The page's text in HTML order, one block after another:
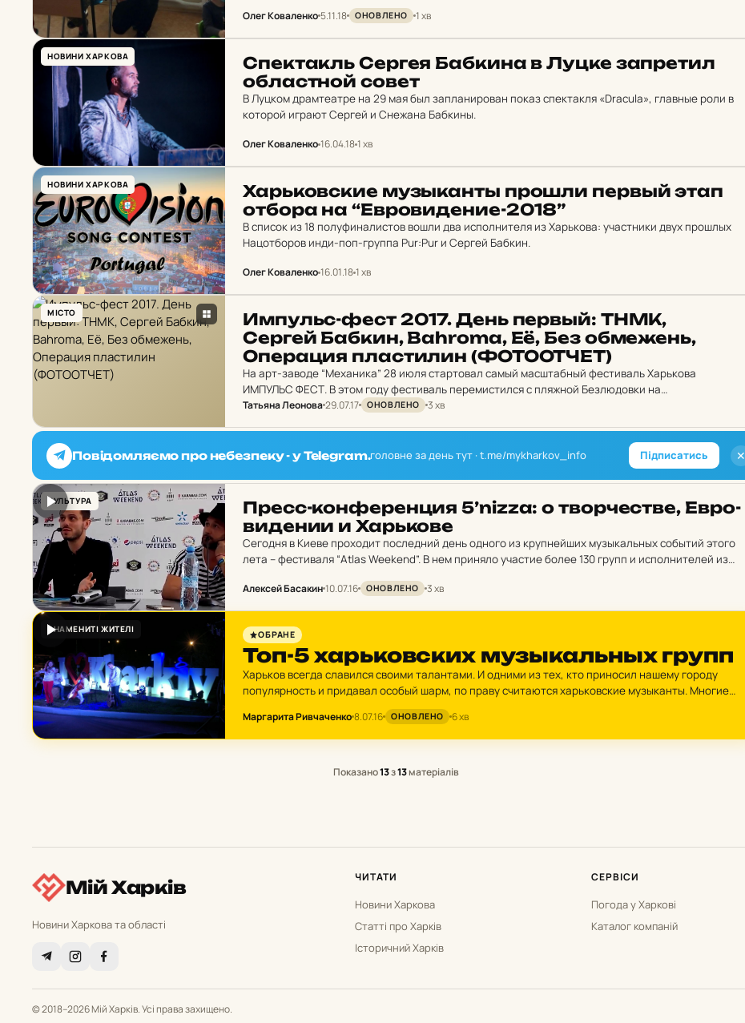
Олег Коваленко5.11.18 ОНОВЛЕНО 1 хв
НОВИНИ ХАРКОВА
Спек­такль Сергея Баб­ки­на в Луцке зап­ре­тил
об­лас­тной совет
В Луцком драмтеатре на 29 мая был запланирован показ спектакля «Dracula», главные роли в
которой играют Сергей и Снежана Бабкины.
Олег Коваленко16.04.181 хв
НОВИНИ ХАРКОВА
Харь­ков­ские муз­ыканты прошли первый этап
отбора на “Ев­ро­ви­де­ние-2018”
В список из 18 полуфиналистов вошли два исполнителя из Харькова: участники двух прошлых
Нацотборов инди-поп-группа Pur:Pur и Сергей Бабкин.
Олег Коваленко16.01.181 хв
МІСТО
Им­пульс-фест 2017. День первый: ТНМК,
Сергей Бабкин, Bahroma, Её, Без об­ме­жень,
Опе­ра­ция плас­ти­лин (ФОТООТЧЕТ)
На арт-заводе “Механика” 28 июля стартовал самый масштабный фестиваль Харькова
ИМПУЛЬС ФЕСТ. В этом году фестиваль перемистился с пляжной Безлюдовки на
урбанистическую “Механику”, расположенную в полуразрушенных цехах завода имени
Татьяна Леонова29.07.17 ОНОВЛЕНО 3 хв
✕
Повідомляємо про небезпеку - у Telegram.головне за день тут · t.me/mykharkov_info Підписатись
КУЛЬТУРА
Пресс-кон­фе­рен­ция 5’nizza: о твор­чес­тве, Ев­ро­
ви­де­нии и Харь­ко­ве
Сегодня в Киеве проходит последний день одного из крупнейших музыкальных событий этого
лета – фестиваля “Atlas Weekend”. В нем приняло участие более 130 групп и исполнителей из
Алексей Басакин10.07.16 ОНОВЛЕНО 3 хв
ЗНАМЕНИТІ ЖИТЕЛІ ОБРАНЕ
Топ-5 харь­ков­ских муз­ыкальных групп
Харьков всегда славился своими талантами. И одними из тех, кто приносил нашему городу
популярность и придавал особый шарм, по праву считаются харьковские музыканты. Многие
из них признаны не только у себя…
Маргарита Ривчаченко8.07.16 ОНОВЛЕНО 6 хв
Показано13з13матеріалів
Мій Харків
Новини Харкова та області
ЧИТАТИ
Новини Харкова
Статті про Харків
Історичний Харків
СЕРВІСИ
Погода у Харкові
Каталог компаній
© 2018–2026 Мій Харків. Усі права захищено.